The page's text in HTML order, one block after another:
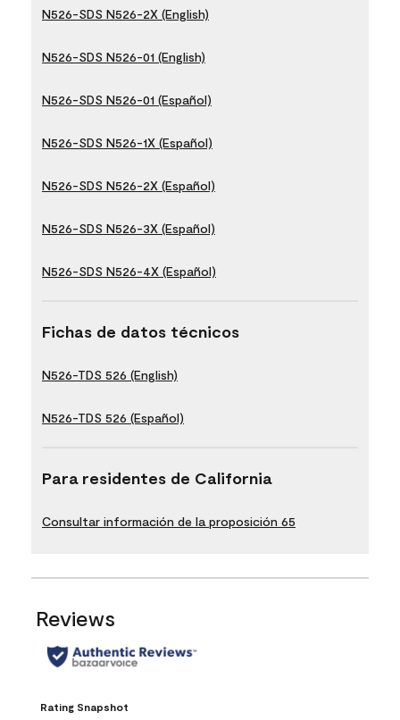
N526-SDS N526-2X (English)
N526-SDS N526-01 (English)
N526-SDS N526-01 (Español)
N526-SDS N526-1X (Español)
N526-SDS N526-2X (Español)
N526-SDS N526-3X (Español)
N526-SDS N526-4X (Español)
Fichas de datos técnicos
N526-TDS 526 (English)
N526-TDS 526 (Español)
Para residentes de California
Consultar información de la proposición 65
Reviews
Rating Snapshot